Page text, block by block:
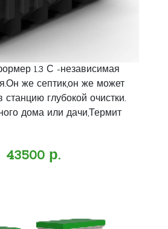
1.3 С -независимая
же септик,он же может
глубокой очистки.
дома или дачи,Термит
43500 р.